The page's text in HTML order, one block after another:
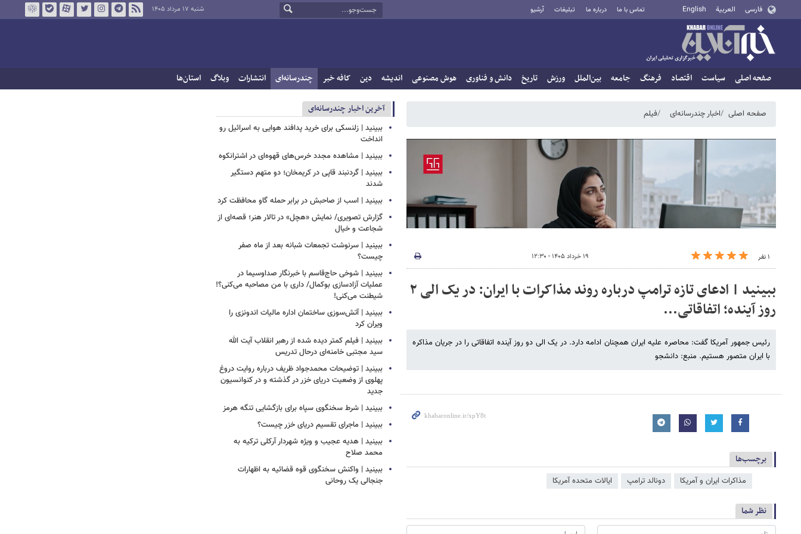
فارسی العربية English تماس با ما درباره ما تبلیغات آرشیو شنبه ۱۷ مرداد ۱۴۰۵
صفحه اصلی سیاست اقتصاد فرهنگ جامعه بین‌الملل ورزش تاریخ دانش و فناوری هوش مصنوعی اندیشه دین کافه خبر چندرسانه‌ای انتشارات وبلاگ استان‌ها
صفحه اصلی اخبار چندرسانه‌ای فیلم
۱ نفر ۱۹ خرداد ۱۴۰۵ - ۱۲:۳۰
ببینید | ادعای تازه ترامپ درباره روند مذاکرات با ایران: در یک الی ۲
روز آینده؛ اتفاقاتی...
رئیس جمهور آمریکا گفت: محاصره علیه ایران همچنان ادامه دارد. در یک الی دو روز آینده اتفاقاتی را در جریان مذاکره
با ایران متصور هستیم. منبع: دانشجو
برچسب‌ها
مذاکرات ایران و آمریکا دونالد ترامپ ایالات متحده آمریکا
نظر شما
آخرین اخبار چندرسانه‌ای
ببینید | زلنسکی برای خرید پدافند هوایی به اسرائیل رو
انداخت
ببینید | مشاهده مجدد خرس‌های قهوه‌ای در اشترانکوه
ببینید | گردنبند قاپی در کریمخان؛ دو متهم دستگیر
شدند
ببینید | اسب از صاحبش در برابر حمله گاو محافظت کرد
گزارش تصویری/ نمایش «هچل» در تالار هنر؛ قصه‌ای از
شجاعت و خیال
ببینید | سرنوشت تجمعات شبانه بعد از ماه صفر
چیست؟
ببینید | شوخی حاج‌قاسم با خبرنگار صداوسیما در
عملیات آزادسازی بوکمال/ داری با من مصاحبه‌ می‌کنی؟!
شیطنت می‌کنی!
ببینید | آتش‌سوزی ساختمان اداره مالیات اندونزی را
ویران کرد
ببینید | فیلم کمتر دیده شده از رهبر انقلاب آیت الله
سید مجتبی خامنه‌ای درحال تدریس
ببینید | توضیحات محمدجواد ظریف درباره روایت دروغ
پهلوی از وضعیت دریای خزر در گذشته و در کنوانسیون
جدید
ببینید | شرط سخنگوی سپاه برای بازگشایی تنگه هرمز
ببینید | ماجرای تقسیم دریای خزر چیست؟
ببینید | هدیه عجیب و ویژه شهردار آرکلی ترکیه به
محمد صلاح
ببینید | واکنش سخنگوی قوه قضائیه به اظهارات
جنجالی یک روحانی